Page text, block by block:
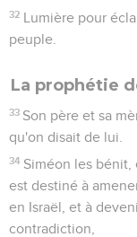
32 Lumière pour
peuple.
La prophétie
33 Son père et sa
qu'on disait de lui.
34 Siméon les bénit,
est destiné à
en Israël, et à
contradiction,